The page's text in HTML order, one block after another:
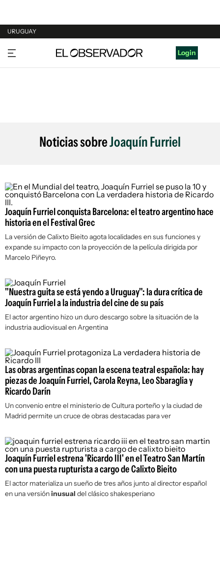
URUGUAY
URUGUAY
ARGENTINA
Login
Noticias sobreJoaquín Furriel
Joaquín Furriel conquista Barcelona: el teatro argentino hace
historia en el Festival Grec
La versión de Calixto Bieito agota localidades en sus funciones y
expande su impacto con la proyección de la película dirigida por
Marcelo Piñeyro.
"Nuestra guita se está yendo a Uruguay": la dura crítica de
Joaquín Furriel a la industria del cine de su país
El actor argentino hizo un duro descargo sobre la situación de la
industria audiovisual en Argentina
Las obras argentinas copan la escena teatral española: hay
piezas de Joaquín Furriel, Carola Reyna, Leo Sbaraglia y
Ricardo Darín
Un convenio entre el ministerio de Cultura porteño y la ciudad de
Madrid permite un cruce de obras destacadas para ver
Joaquín Furriel estrena 'Ricardo III' en el Teatro San Martín
con una puesta rupturista a cargo de Calixto Bieito
El actor materializa un sueño de tres años junto al director español
en una versióninusual del clásico shakesperiano